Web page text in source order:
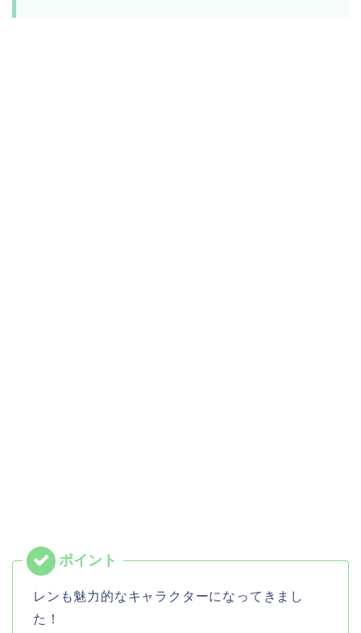
レンも魅力的なキャラクターになってきまし
た！